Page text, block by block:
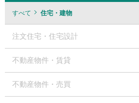
すべて 住宅・建物
注文住宅・住宅設計
不動産物件・賃貸
不動産物件・売買